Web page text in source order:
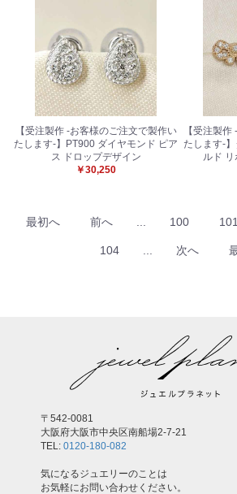
【受注製作 -お客様のご注文で製作い
たします-】PT900 ダイヤモンド ピア
ス ドロップデザイン
￥30,250
【受注製
たします-
ルド
最初へ 前へ 100 101
104 次へ
〒542-0081
大阪府大阪市中央区南船場2-7-21
TEL: 0120-180-082
気になるジュエリーのことは
お気軽にお問い合わせください。